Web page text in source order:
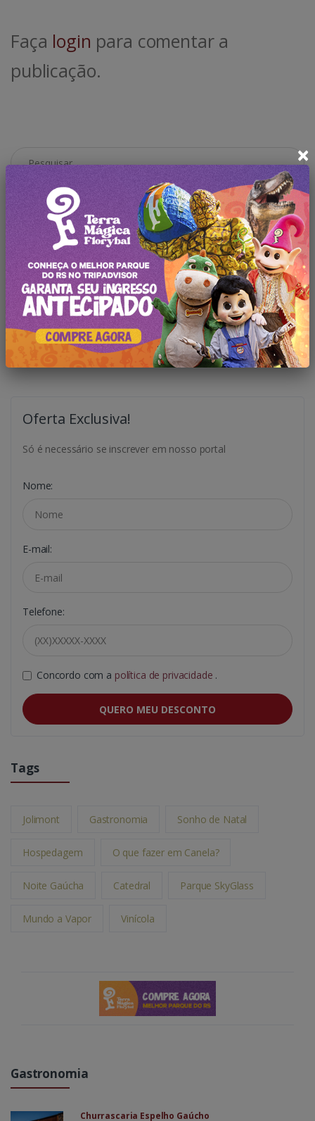
Faça login para comentar a
publicação.
Pesquisar no Blog
Categorias
Todas Publicações
Novidades
Notícias
Oferta Exclusiva!
Só é necessário se inscrever em nosso portal
Nome:
E-mail:
Telefone:
Concordo com a política de privacidade .
QUERO MEU DESCONTO
Tags
Jolimont Gastronomia Sonho de Natal
Hospedagem O que fazer em Canela?
Noite Gaúcha Catedral Parque SkyGlass
Mundo a Vapor Vinícola
Gastronomia
Churrascaria Espelho Gaúcho
×